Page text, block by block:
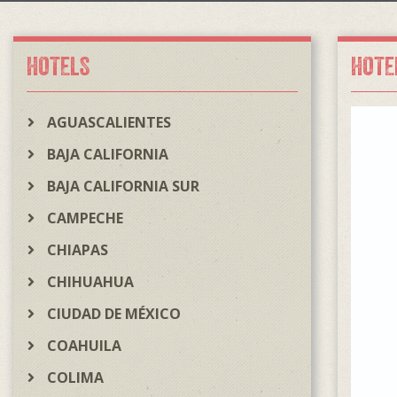
HOTELS
AGUASCALIENTES
BAJA CALIFORNIA
BAJA CALIFORNIA SUR
CAMPECHE
CHIAPAS
CHIHUAHUA
CIUDAD DE MÉXICO
COAHUILA
COLIMA